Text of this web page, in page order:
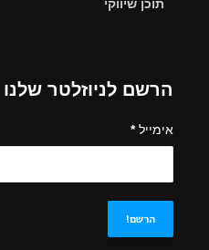
תוכן שיווקי
הרשם לניוזלטר שלנו
אימייל*